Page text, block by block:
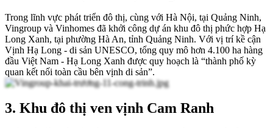
Trong lĩnh vực phát triển đô thị, cùng với Hà Nội, tại Quảng Ninh,
Vingroup và Vinhomes đã khởi công dự án khu đô thị phức hợp Hạ
Long Xanh, tại phường Hà An, tỉnh Quảng Ninh. Với vị trí kề cận
Vịnh Hạ Long - di sản UNESCO, tổng quy mô hơn 4.100 ha hàng
đầu Việt Nam - Hạ Long Xanh được quy hoạch là “thành phố kỳ
quan kết nối toàn cầu bên vịnh di sản”.
3. Khu đô thị ven vịnh Cam Ranh